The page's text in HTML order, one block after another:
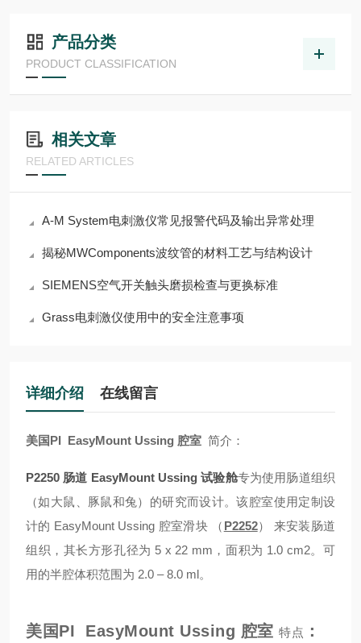
产品分类
PRODUCT CLASSIFICATION
相关文章
RELATED ARTICLES
A-M System电刺激仪常见报警代码及输出异常处理
揭秘MWComponents波纹管的材料工艺与结构设计
SIEMENS空气开关触头磨损检查与更换标准
Grass电刺激仪使用中的安全注意事项
详细介绍 在线留言
美国PI EasyMount Ussing 腔室 简介：
P2250 肠道 EasyMount Ussing 试验舱专为使用肠道组织
（如大鼠、豚鼠和兔）的研究而设计。该腔室使用定制设
计的 EasyMount Ussing 腔室滑块 （ P2252） 来安装肠道
组织，其长方形孔径为 5 x 22 mm，面积为 1.0 cm2。可
用的半腔体积范围为 2.0 – 8.0 ml。
美国PI EasyMount Ussing 腔室 特点 ：